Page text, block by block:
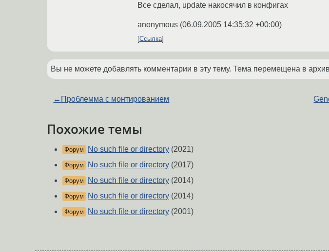
Все сделал, update накосячил в конфигах
anonymous (06.09.2005 14:35:32 +00:00)
Ссылка
Вы не можете добавлять комментарии в эту тему. Тема перемещена в
← Проблемма с монтированием
Похожие темы
Форум No such file or directory (2021)
Форум No such file or directory (2017)
Форум No such file or directory (2014)
Форум No such file or directory (2014)
Форум No such file or directory (2001)